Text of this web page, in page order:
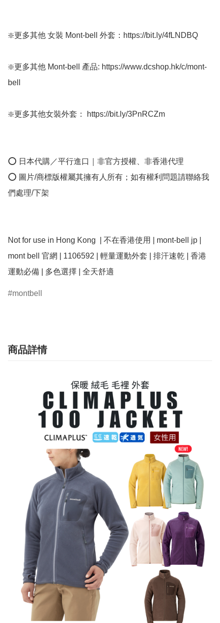
❇️更多其他 女裝 Mont-bell 外套：https://bit.ly/4fLNDBQ
❇️更多其他 Mont-bell 產品: https://www.dcshop.hk/c/mont-
bell
❇️更多其他女裝外套： https://bit.ly/3PnRCZm
⭕ 日本代購／平行進口｜非官方授權、非香港代理
⭕ 圖片/商標版權屬其擁有人所有；如有權利問題請聯絡我
們處理/下架
Not for use in Hong Kong  | 不在香港使用 | mont-bell jp |
mont bell 官網 | 1106592 | 輕量運動外套 | 排汗速乾 | 香港
montbell
商品詳情